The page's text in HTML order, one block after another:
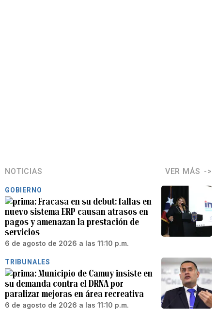
NOTICIAS VER MÁS
GOBIERNO
Fracasa en su debut: fallas en
nuevo sistema ERP causan atrasos en
pagos y amenazan la prestación de
servicios
6 de agosto de 2026 a las 11:10 p.m.
TRIBUNALES
Municipio de Camuy insiste en
su demanda contra el DRNA por
paralizar mejoras en área recreativa
6 de agosto de 2026 a las 11:10 p.m.